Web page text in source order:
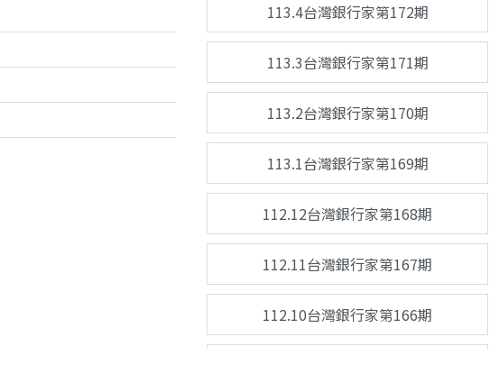
113.4台灣銀行家第172期
113.3台灣銀行家第171期
113.2台灣銀行家第170期
113.1台灣銀行家第169期
112.12台灣銀行家第168期
112.11台灣銀行家第167期
112.10台灣銀行家第166期